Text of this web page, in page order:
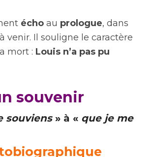
écho au prologue, dans
venir. Il souligne le caractère
mort : Louis n’a pas pu
souvenir
souviens» à « que je me